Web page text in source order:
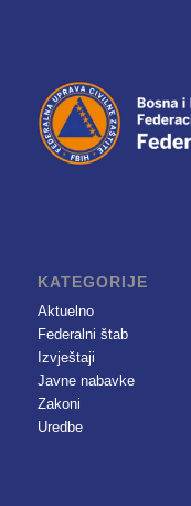
KATEGORIJE
Aktuelno
Federalni štab
Izvještaji
Javne nabavke
Zakoni
Uredbe